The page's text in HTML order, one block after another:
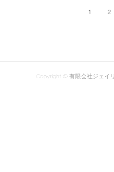
1 2
Copyright © 有限会社ジェイ